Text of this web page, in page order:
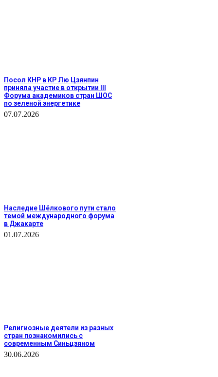
Посол КНР в КР Лю Цзянпин
приняла участие в открытии III
Форума академиков стран ШОС
по зеленой энергетике
07.07.2026
Наследие Шёлкового пути стало
темой международного форума
в Джакарте
01.07.2026
Религиозные деятели из разных
стран познакомились с
современным Синьцзяном
30.06.2026